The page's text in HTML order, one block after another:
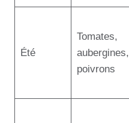
Été
Tomates,
aubergines,
poivrons